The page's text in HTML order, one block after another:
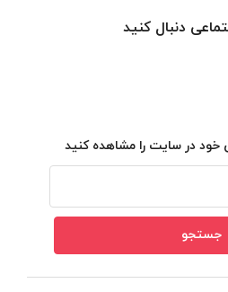
دنبال کنید
در سایت را مشاهده کنید